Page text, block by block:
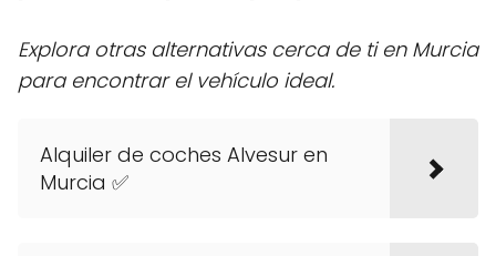
Explora otras alternativas cerca de ti en Murcia
para encontrar el vehículo ideal.
Alquiler de coches Alvesur en
Murcia ✅